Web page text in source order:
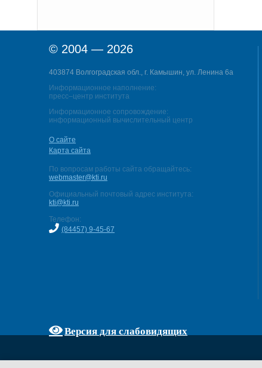
© 2004 — 2026
403874 Волгоградская обл., г. Камышин, ул. Ленина 6а
Информационное наполнение:
пресс–центр института
Информационное сопровождение:
информационный вычислительный центр
О сайте
Карта сайта
По вопросам работы сайта обращайтесь:
webmaster@kti.ru
Официальный почтовый адрес института:
kti@kti.ru
Телефон:
(84457) 9-45-67
Версия для слабовидящих